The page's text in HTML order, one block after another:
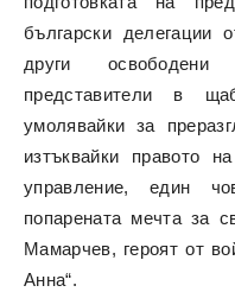
български
други
представители в
умолявайки за
изтъквайки правото
управление, един
попарената мечта за
Мамарчев, героят от
Анна“.